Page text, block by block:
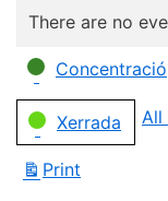
There are no
Categories
Concentració
Xerrada All
Print